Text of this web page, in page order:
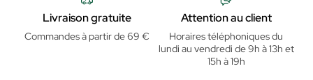
Livraison gratuite
Commandes à partir de 69 €
Attention au client
Horaires téléphoniques du
lundi au vendredi de 9h à 13h et
15h à 19h